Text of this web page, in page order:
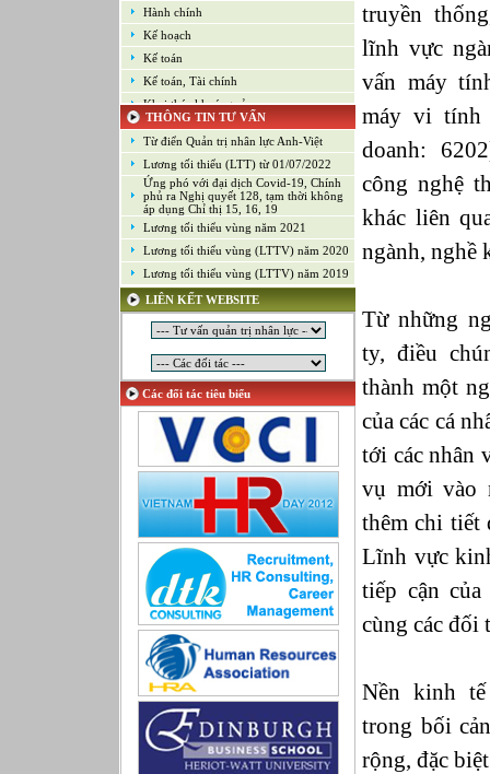
Hành chính
Kế hoạch
Kế toán
Kế toán, Tài chính
Khai thác khoáng sản
Kiểm soát chất lượng (Game)
Kinh doanh
Kỹ thuật ứng dụng
Lập trình
Lập trình Game
Luật
Môi giới chứng khoán
Mỹ thuật công nghiệp
Nghiên cứu và Phát triển
Ngoại ngữ
Nhân sự
Nhân sự - Hành chính
Nhiều lĩnh vực
Phát triển kinh doanh
Quan hệ công chúng
Quản lý chất lượng
Quản lý, Điều hành
Quản lý, Kinh doanh bất động sản
Quản trị hệ thống
Sản xuất game online
Sở hữu công nghiệp
Tài chính
Thiết kế
Tiếp thị
Tổ chức Sản xuất
Truyền thông
Truyền thông, PR
THÔNG TIN TƯ VẤN
Từ điển Quản trị nhân lực Anh-Việt
Lương tối thiểu (LTT) từ 01/07/2022
Ứng phó với đại dịch Covid-19, Chính
phủ ra Nghị quyết 128, tạm thời không
áp dụng Chỉ thị 15, 16, 19
Lương tối thiểu vùng năm 2021
Lương tối thiểu vùng (LTTV) năm 2020
Lương tối thiểu vùng (LTTV) năm 2019
LIÊN KẾT WEBSITE
Các đối tác tiêu biểu
truyền
lĩnh vực
vấn máy
máy vi tính
doanh:
công nghệ
khác liên
ngành, nghề
Từ những
ty, điều
thành một
của các cá
tới các nhân
vụ mới vào
thêm chi tiết
Lĩnh vực
tiếp cận
cùng các đối
Nền kinh
trong bối
rộng, đặc